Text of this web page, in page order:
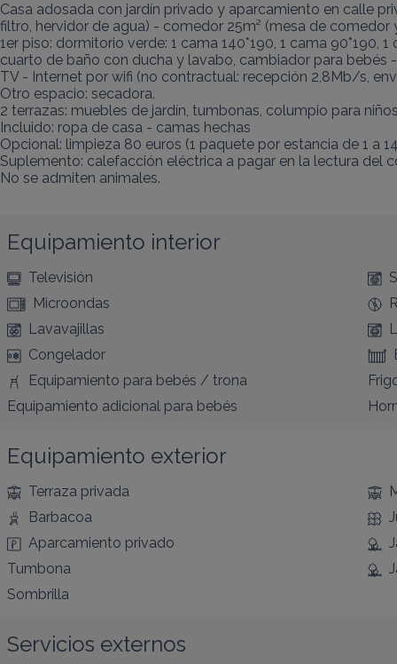
Casa adosada con jardín privado y aparcamiento en calle
filtro, hervidor de agua) - comedor 25m² (mesa de
1er piso: dormitorio verde: 1 cama 140*190, 1 cama
cuarto de baño con ducha y lavabo, cambiador para bebés
TV - Internet por wifi (no contractual: recepción 2,8Mb/s,
Otro espacio: secadora.
2 terrazas: muebles de jardín, tumbonas, columpio para
Incluido: ropa de casa - camas hechas
Opcional: limpieza 80 euros (1 paquete por estancia de 1 a
Suplemento: calefacción eléctrica a pagar en la lectura
No se admiten animales.
Equipamiento interior
Televisión
Microondas
Lavavajillas
Congelador
Equipamiento para bebés / trona
Equipamiento adicional para bebés
Equipamiento exterior
Terraza privada
Barbacoa
Aparcamiento privado
Tumbona
Sombrilla
Servicios externos